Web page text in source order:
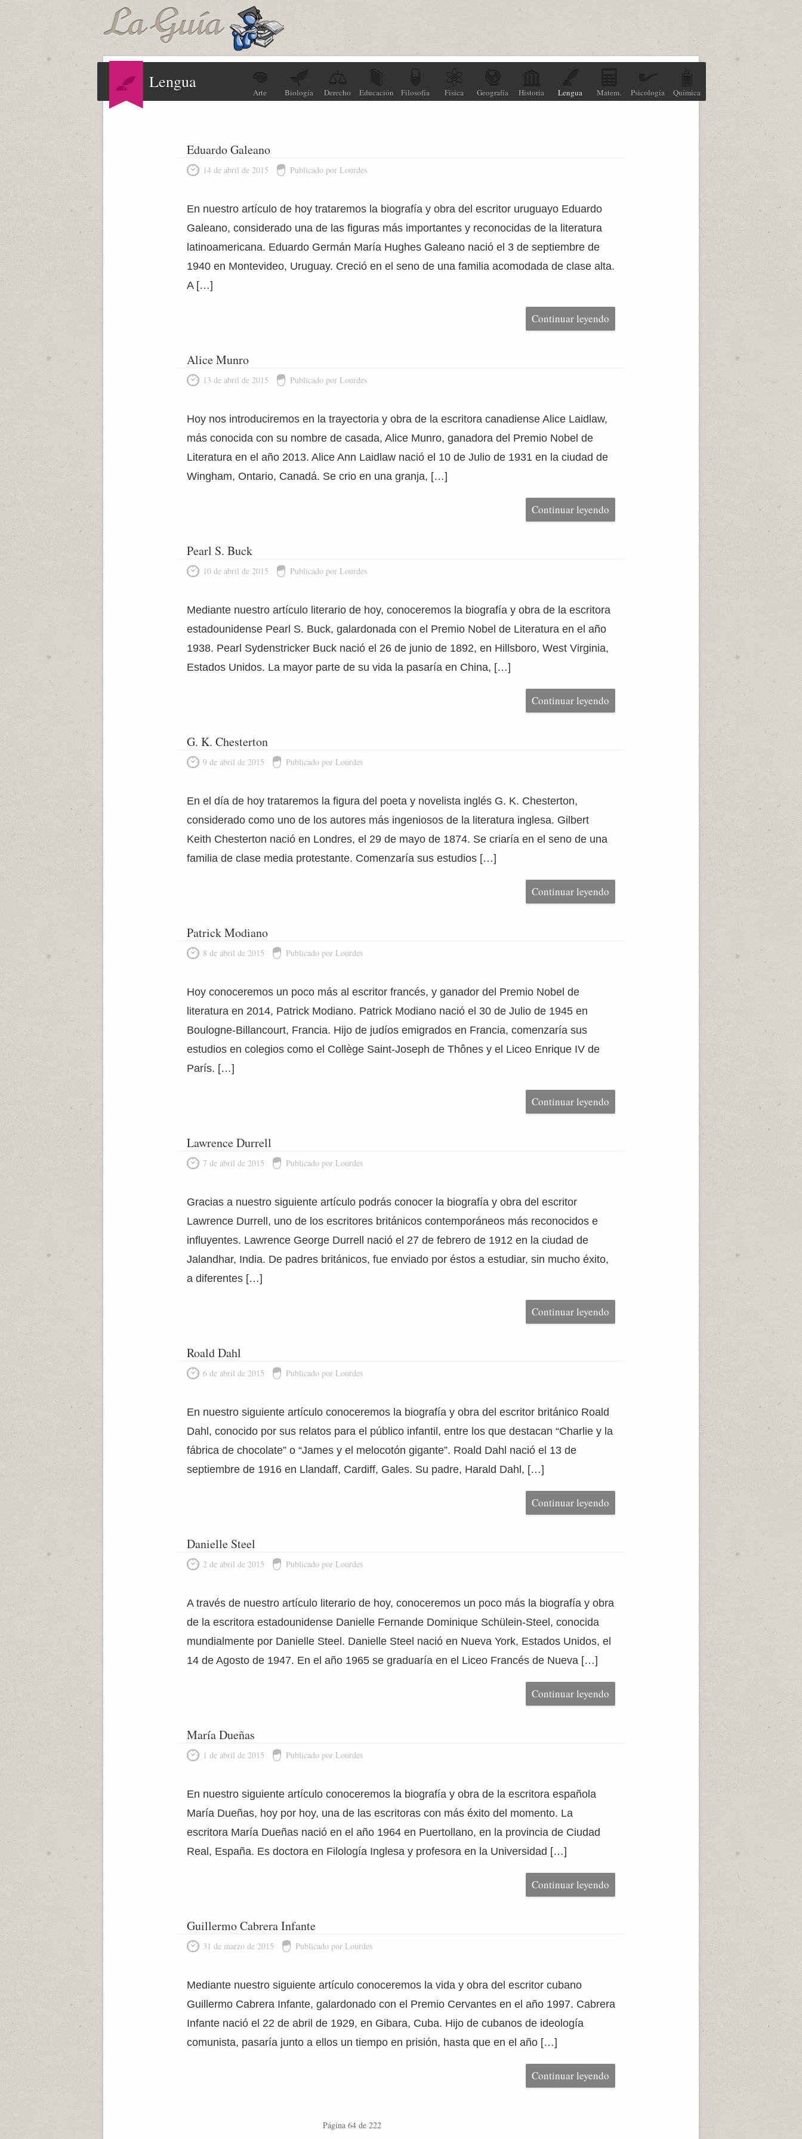
Lengua
Arte Biología Derecho Educación Filosofía Física Geografía Historia Lengua Matem. Psicología Química
Eduardo Galeano
14 de abril de 2015 Publicado por Lourdes
En nuestro artículo de hoy trataremos la biografía y obra del escritor uruguayo Eduardo
Galeano, considerado una de las figuras más importantes y reconocidas de la literatura
latinoamericana. Eduardo Germán María Hughes Galeano nació el 3 de septiembre de
1940 en Montevideo, Uruguay. Creció en el seno de una familia acomodada de clase alta.
A […]
Continuar leyendo
Alice Munro
13 de abril de 2015 Publicado por Lourdes
Hoy nos introduciremos en la trayectoria y obra de la escritora canadiense Alice Laidlaw,
más conocida con su nombre de casada, Alice Munro, ganadora del Premio Nobel de
Literatura en el año 2013. Alice Ann Laidlaw nació el 10 de Julio de 1931 en la ciudad de
Wingham, Ontario, Canadá. Se crio en una granja, […]
Continuar leyendo
Pearl S. Buck
10 de abril de 2015 Publicado por Lourdes
Mediante nuestro artículo literario de hoy, conoceremos la biografía y obra de la escritora
estadounidense Pearl S. Buck, galardonada con el Premio Nobel de Literatura en el año
1938. Pearl Sydenstricker Buck nació el 26 de junio de 1892, en Hillsboro, West Virginia,
Estados Unidos. La mayor parte de su vida la pasaría en China, […]
Continuar leyendo
G. K. Chesterton
9 de abril de 2015 Publicado por Lourdes
En el día de hoy trataremos la figura del poeta y novelista inglés G. K. Chesterton,
considerado como uno de los autores más ingeniosos de la literatura inglesa. Gilbert
Keith Chesterton nació en Londres, el 29 de mayo de 1874. Se criaría en el seno de una
familia de clase media protestante. Comenzaría sus estudios […]
Continuar leyendo
Patrick Modiano
8 de abril de 2015 Publicado por Lourdes
Hoy conoceremos un poco más al escritor francés, y ganador del Premio Nobel de
literatura en 2014, Patrick Modiano. Patrick Modiano nació el 30 de Julio de 1945 en
Boulogne-Billancourt, Francia. Hijo de judíos emigrados en Francia, comenzaría sus
estudios en colegios como el Collège Saint-Joseph de Thônes y el Liceo Enrique IV de
París. […]
Continuar leyendo
Lawrence Durrell
7 de abril de 2015 Publicado por Lourdes
Gracias a nuestro siguiente artículo podrás conocer la biografía y obra del escritor
Lawrence Durrell, uno de los escritores británicos contemporáneos más reconocidos e
influyentes. Lawrence George Durrell nació el 27 de febrero de 1912 en la ciudad de
Jalandhar, India. De padres británicos, fue enviado por éstos a estudiar, sin mucho éxito,
a diferentes […]
Continuar leyendo
Roald Dahl
6 de abril de 2015 Publicado por Lourdes
En nuestro siguiente artículo conoceremos la biografía y obra del escritor británico Roald
Dahl, conocido por sus relatos para el público infantil, entre los que destacan “Charlie y la
fábrica de chocolate” o “James y el melocotón gigante”. Roald Dahl nació el 13 de
septiembre de 1916 en Llandaff, Cardiff, Gales. Su padre, Harald Dahl, […]
Continuar leyendo
Danielle Steel
2 de abril de 2015 Publicado por Lourdes
A través de nuestro artículo literario de hoy, conoceremos un poco más la biografía y obra
de la escritora estadounidense Danielle Fernande Dominique Schülein-Steel, conocida
mundialmente por Danielle Steel. Danielle Steel nació en Nueva York, Estados Unidos, el
14 de Agosto de 1947. En el año 1965 se graduaría en el Liceo Francés de Nueva […]
Continuar leyendo
María Dueñas
1 de abril de 2015 Publicado por Lourdes
En nuestro siguiente artículo conoceremos la biografía y obra de la escritora española
María Dueñas, hoy por hoy, una de las escritoras con más éxito del momento. La
escritora María Dueñas nació en el año 1964 en Puertollano, en la provincia de Ciudad
Real, España. Es doctora en Filología Inglesa y profesora en la Universidad […]
Continuar leyendo
Guillermo Cabrera Infante
31 de marzo de 2015 Publicado por Lourdes
Mediante nuestro siguiente artículo conoceremos la vida y obra del escritor cubano
Guillermo Cabrera Infante, galardonado con el Premio Cervantes en el año 1997. Cabrera
Infante nació el 22 de abril de 1929, en Gibara, Cuba. Hijo de cubanos de ideología
comunista, pasaría junto a ellos un tiempo en prisión, hasta que en el año […]
Continuar leyendo
Página 64 de 222